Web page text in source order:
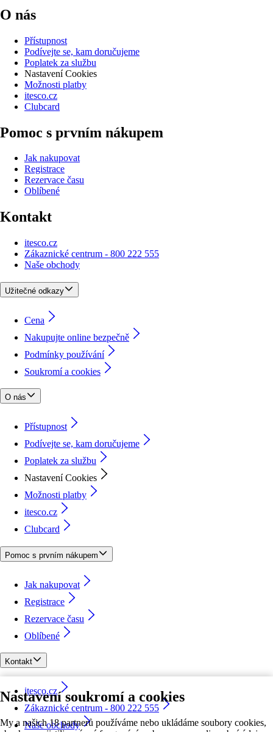
Nastavení soukromí a cookies
My a našich 18 partnerů používáme nebo ukládáme soubory cookies,
O nás
Přístupnost
Podívejte se, kam doručujeme
Poplatek za službu
Nastavení Cookies
Možnosti platby
itesco.cz
Clubcard
Pomoc s prvním nákupem
Jak nakupovat
Registrace
Rezervace času
Oblíbené
Kontakt
itesco.cz
Zákaznické centrum - 800 222 555
Naše obchody
Užitečné odkazy
Cena
Nakupujte online bezpečně
Podmínky používání
Soukromí a cookies
O nás
Přístupnost
Podívejte se, kam doručujeme
Poplatek za službu
Nastavení Cookies
Možnosti platby
itesco.cz
Clubcard
Pomoc s prvním nákupem
Jak nakupovat
Registrace
Rezervace času
Oblíbené
Kontakt
itesco.cz
Zákaznické centrum - 800 222 555
Naše obchody